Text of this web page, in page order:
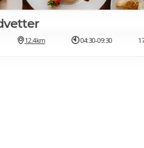
12.4km 04:30-09:30